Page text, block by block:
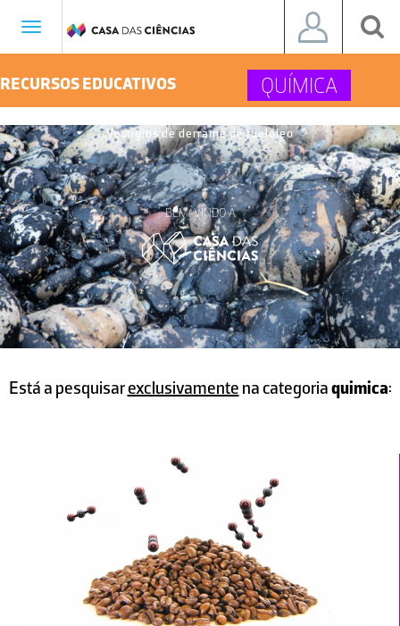
Toggle
RECURSOS EDUCATIVOS QUÍMICA
Vestígios de derrame de fuelóleo
BEM-VINDO À
Está a pesquisarexclusivamente na categoriaquimica: